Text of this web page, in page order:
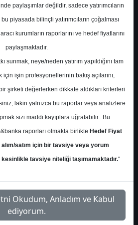
Analist Toplantı Notları
İndir
otomotiv-
İlgili Dosyayı
İndir
paylaşımlar değildir, sadece yatırımcıların
piyasada bilinçli yatırımcıların çoğalması
kurumların raporlarını ve hedef fiyatlarını
paylaşmaktadır.
sunmak, neye/neden yatırım yapıldığını tam
işin profesyonellerinin bakış açılarını,
şirketi değerlerken dikkate aldıkları kriterleri
lakin yalnızca bu raporlar veya analizlere
sizi maddi kayıplara uğratabilir.. Bu
raporları olmakla birlikte Hedef Fiyat
satım için bir tavsiye veya yorum
tavsiye niteliği taşımamaktadır."
Anladım ve Kabul
ediyorum.